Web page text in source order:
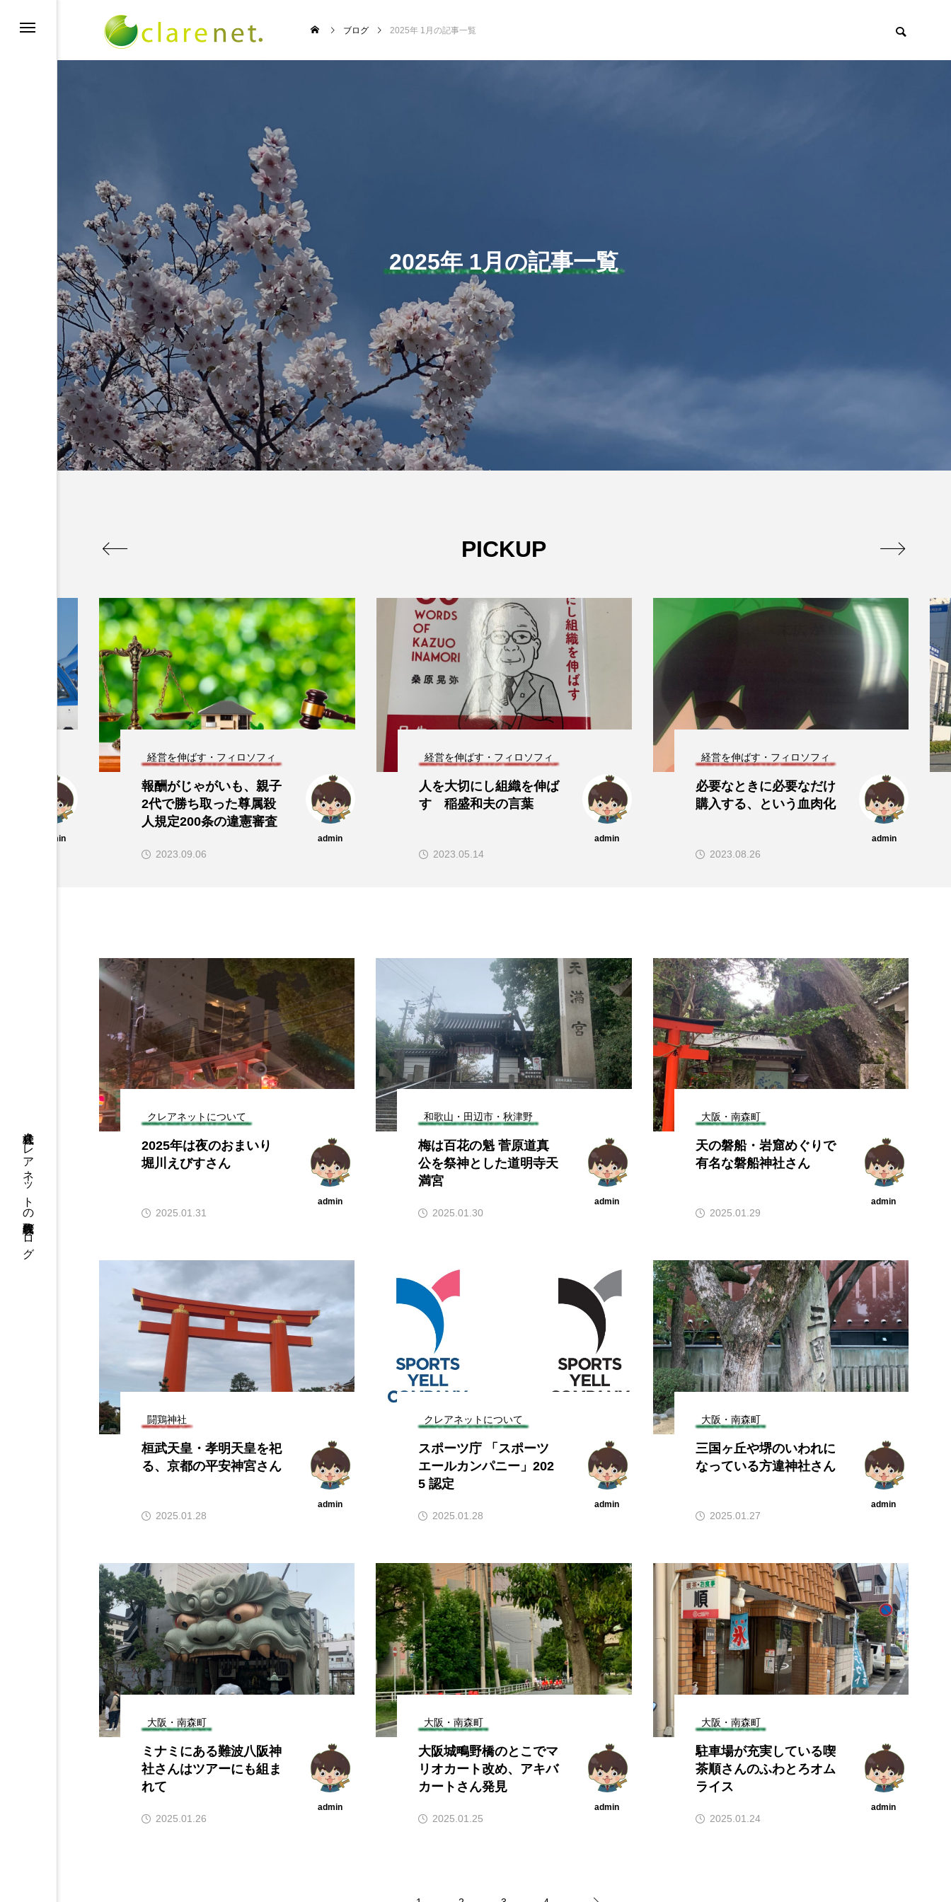
株式会社クレアネットの代表取締役ブログ
んででん
: 天神祭
admin
TECH BLOG
エレベーター広告とか
言うのか何なのか
admin
2026.04.10
W杯の優勝を目指す日
本代表と目標設定
2026.07.17

ブログ 2025年 1月の記事一覧
2025年 1月の記事一覧
PICKUP
admin
経営を伸ばす・フィロソフィ
人を大切にし組織を伸ば
す 稲盛和夫の言葉
admin
2023.05.14
経営を伸ばす・フィロソフィ
必要なときに必要なだけ
購入する、という血肉化
admin
2023.08.26
経営を伸ばす・フィロソフィ
布施の由来の、6つの精
進
admin
2023.04.28
 
クレアネットについて
2025年は夜のおまいり
堀川えびすさん
admin
2025.01.31
和歌山・田辺市・秋津野
梅は百花の魁 菅原道真
公を祭神とした道明寺天
満宮
admin
2025.01.30
大阪・南森町
天の磐船・岩窟めぐりで
有名な磐船神社さん
admin
2025.01.29
闘鶏神社
桓武天皇・孝明天皇を祀
る、京都の平安神宮さん
admin
2025.01.28
クレアネットについて
スポーツ庁 「スポーツ
エールカンパニー」202
5 認定
admin
2025.01.28
大阪・南森町
三国ヶ丘や堺のいわれに
なっている方違神社さん
admin
2025.01.27
大阪・南森町
ミナミにある難波八阪神
社さんはツアーにも組ま
れて
admin
2025.01.26
大阪・南森町
大阪城鴫野橋のとこでマ
リオカート改め、アキバ
カートさん発見
admin
2025.01.25
大阪・南森町
駐車場が充実している喫
茶順さんのふわとろオム
ライス
admin
2025.01.24